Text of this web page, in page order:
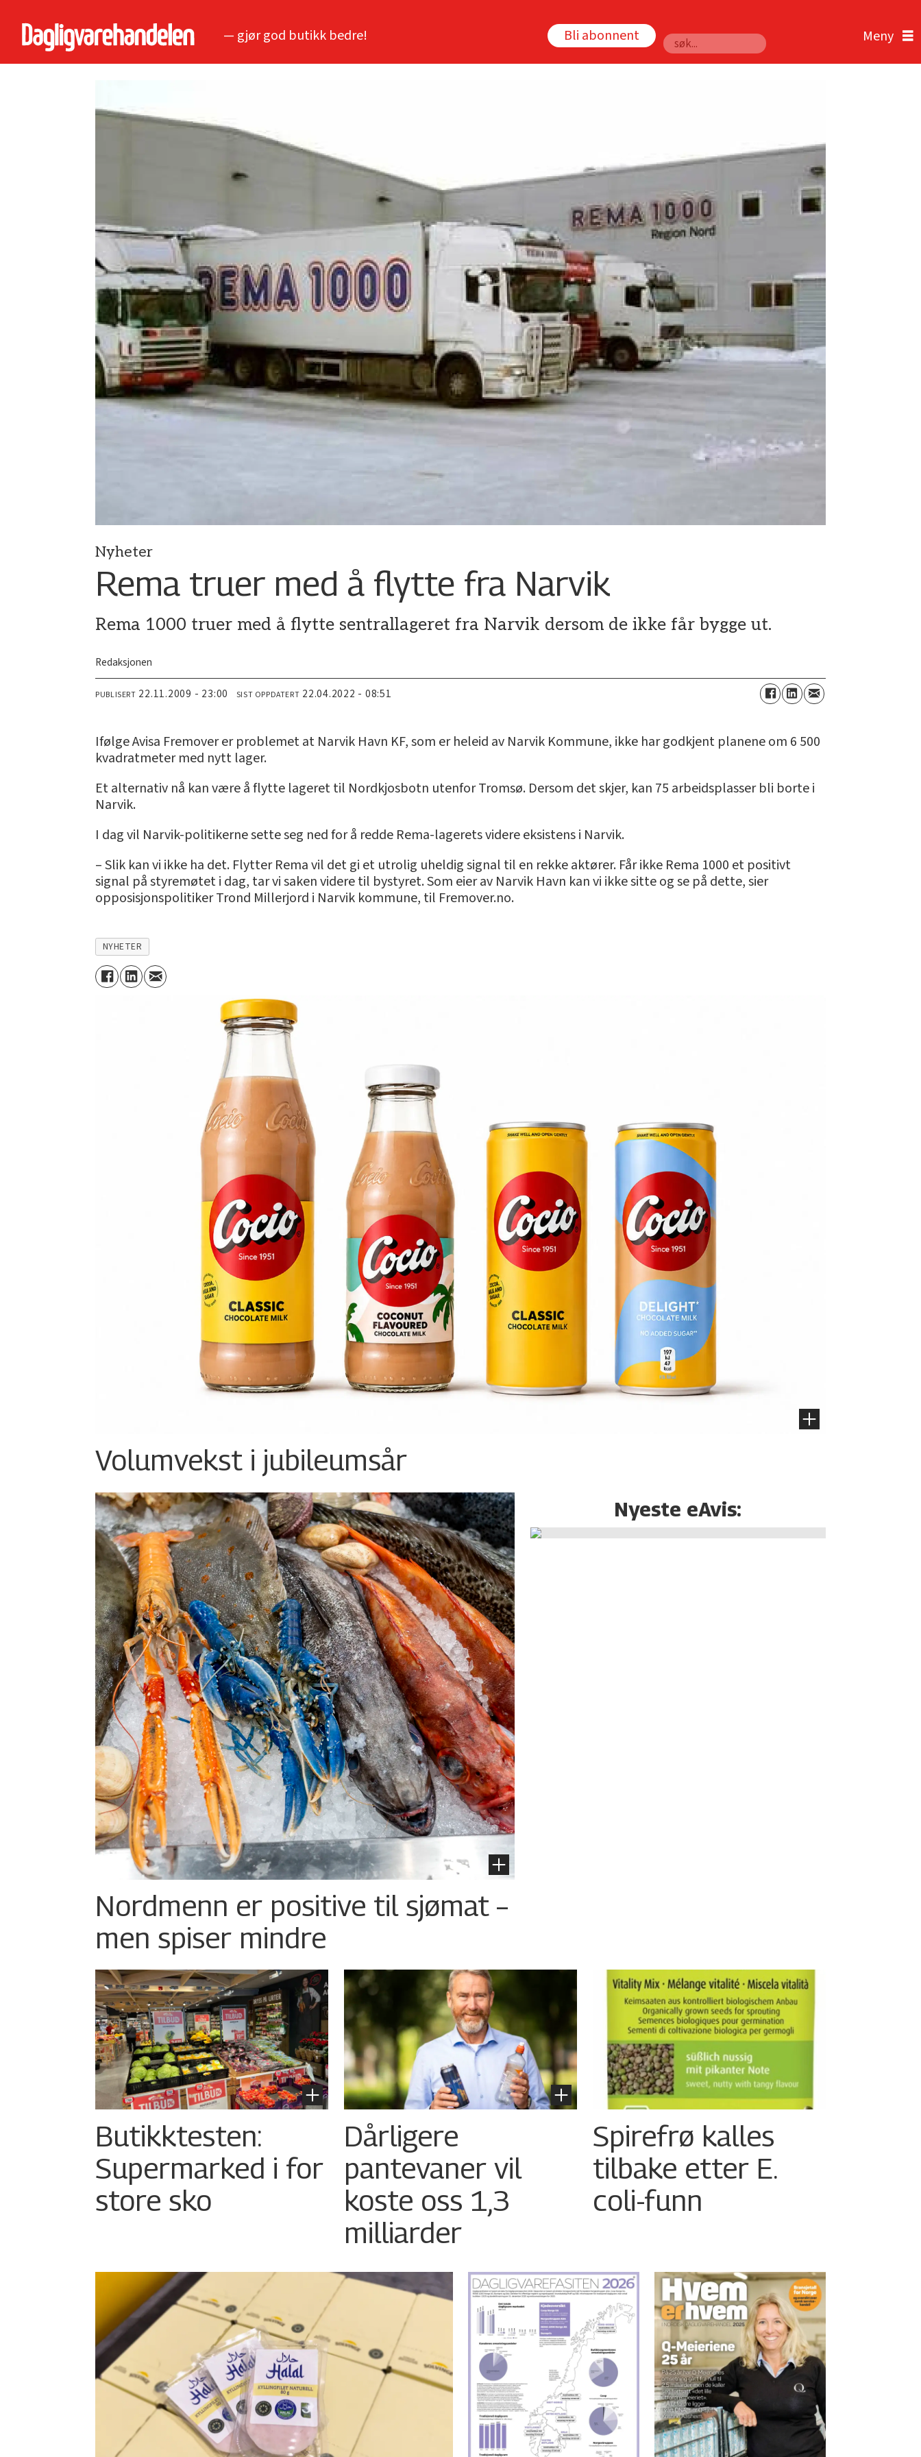
— gjør god butikk bedre! Bli abonnent
Søk
Nyheter
Rema truer med å flytte fra Narvik
Rema 1000 truer med å flytte sentrallageret fra Narvik dersom de ikke får bygge ut.
Redaksjonen
PUBLISERT 22.11.2009 - 23:00 SIST OPPDATERT 22.04.2022 - 08:51
Ifølge Avisa Fremover er problemet at Narvik Havn KF, som er heleid av Narvik Kommune, ikke har godkjent planene om 6 500
kvadratmeter med nytt lager.
Et alternativ nå kan være å flytte lageret til Nordkjosbotn utenfor Tromsø. Dersom det skjer, kan 75 arbeidsplasser bli borte i
Narvik.
I dag vil Narvik-politikerne sette seg ned for å redde Rema-lagerets videre eksistens i Narvik.
– Slik kan vi ikke ha det. Flytter Rema vil det gi et utrolig uheldig signal til en rekke aktører. Får ikke Rema 1000 et positivt
signal på styremøtet i dag, tar vi saken videre til bystyret. Som eier av Narvik Havn kan vi ikke sitte og se på dette, sier
opposisjonspolitiker Trond Millerjord i Narvik kommune, til Fremover.no.
NYHETER
Volumvekst i jubileumsår
Nordmenn er positive til sjømat –
men spiser mindre
Nyeste eAvis:
Butikktesten:
Supermarked i for
store sko
Dårligere
pantevaner vil
koste oss 1,3
milliarder
Spirefrø kalles
tilbake etter E.
coli-funn